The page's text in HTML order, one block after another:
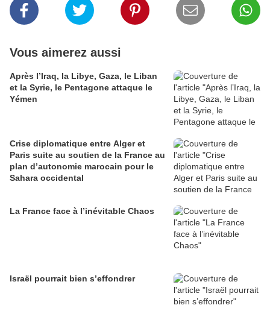
Vous aimerez aussi
Après l’Iraq, la Libye, Gaza, le Liban
et la Syrie, le Pentagone attaque le
Yémen
Crise diplomatique entre Alger et
Paris suite au soutien de la France au
plan d’autonomie marocain pour le
Sahara occidental
La France face à l’inévitable Chaos
Israël pourrait bien s’effondrer